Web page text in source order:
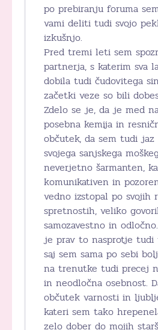
po prebiranju foruma
vami deliti tudi svojo
izkušnjo.
Pred tremi leti sem
partnerja, s katerim sva
dobila tudi čudovitega
začetki veze so bili
Zdelo se je, da je med
posebna kemija in
občutek, da sem tudi jaz
svojega sanjskega
neverjetno šarmanten,
komunikativen in
vedno izstopal po svojih
spretnostih, veliko
samozavestno in
je prav to nasprotje tudi
saj sem sama po sebi
na trenutke tudi precej
in neodločna osebnost.
občutek varnosti in
kateri sem tako
zelo dober do mojih